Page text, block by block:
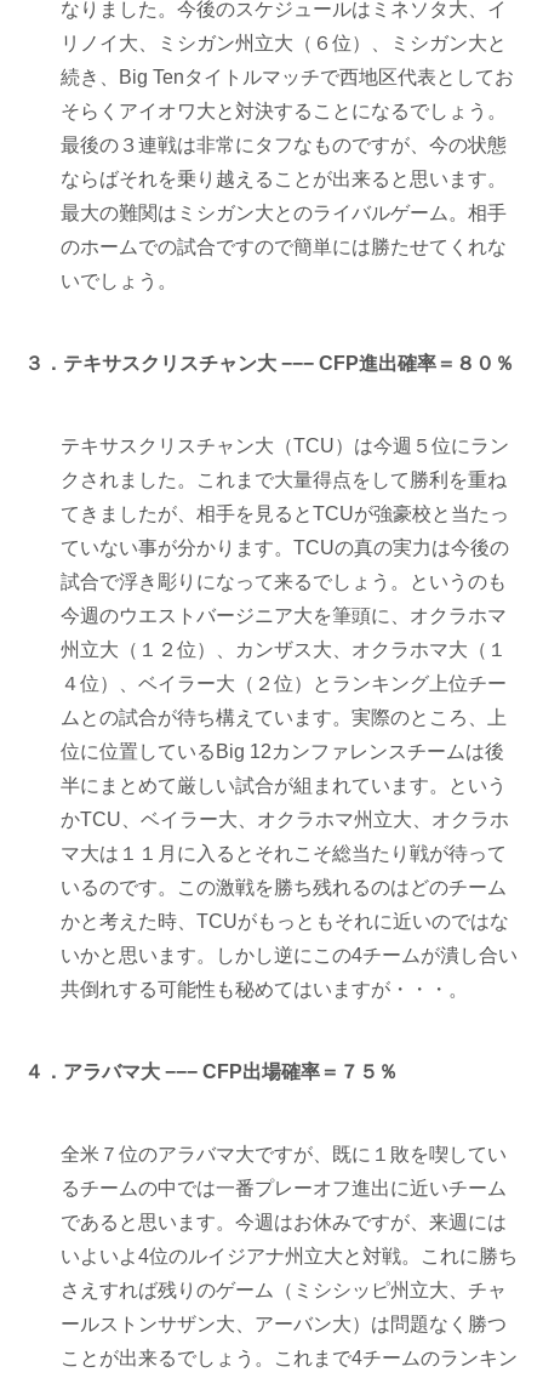
なりました。今後のスケジュールはミネソタ大、イ
リノイ大、ミシガン州立大（６位）、ミシガン大と
続き、Big Tenタイトルマッチで西地区代表としてお
そらくアイオワ大と対決することになるでしょう。
最後の３連戦は非常にタフなものですが、今の状態
ならばそれを乗り越えることが出来ると思います。
最大の難関はミシガン大とのライバルゲーム。相手
のホームでの試合ですので簡単には勝たせてくれな
いでしょう。
３．テキサスクリスチャン大 −−− CFP進出確率＝８０％
テキサスクリスチャン大（TCU）は今週５位にラン
クされました。これまで大量得点をして勝利を重ね
てきましたが、相手を見るとTCUが強豪校と当たっ
ていない事が分かります。TCUの真の実力は今後の
試合で浮き彫りになって来るでしょう。というのも
今週のウエストバージニア大を筆頭に、オクラホマ
州立大（１２位）、カンザス大、オクラホマ大（１
４位）、ベイラー大（２位）とランキング上位チー
ムとの試合が待ち構えています。実際のところ、上
位に位置しているBig 12カンファレンスチームは後
半にまとめて厳しい試合が組まれています。という
かTCU、ベイラー大、オクラホマ州立大、オクラホ
マ大は１１月に入るとそれこそ総当たり戦が待って
いるのです。この激戦を勝ち残れるのはどのチーム
かと考えた時、TCUがもっともそれに近いのではな
いかと思います。しかし逆にこの4チームが潰し合い
共倒れする可能性も秘めてはいますが・・・。
４．アラバマ大 −−− CFP出場確率＝７５％
全米７位のアラバマ大ですが、既に１敗を喫してい
るチームの中では一番プレーオフ進出に近いチーム
であると思います。今週はお休みですが、来週には
いよいよ4位のルイジアナ州立大と対戦。これに勝ち
さえすれば残りのゲーム（ミシシッピ州立大、チャ
ールストンサザン大、アーバン大）は問題なく勝つ
ことが出来るでしょう。これまで4チームのランキン